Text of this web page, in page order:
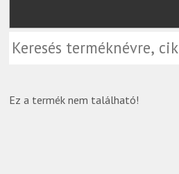
Ez a termék nem található!